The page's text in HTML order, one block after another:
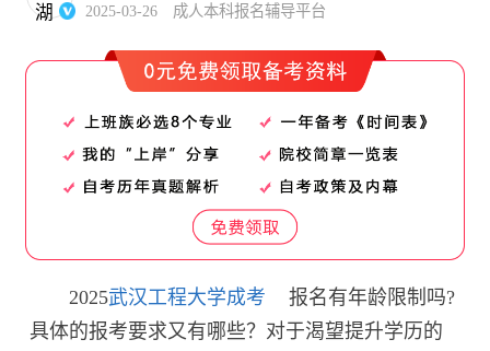
2025-03-26 成人本科报名辅导平台
2025武汉工程大学成考
报名有年龄限制吗?
具体的报考要求又有哪些？对于渴望提升学历的